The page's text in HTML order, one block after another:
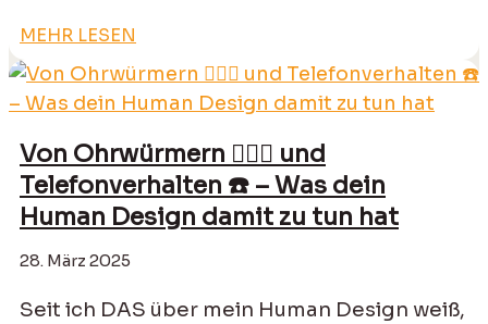
MEHR LESEN
Von Ohrwürmern 🧏🏻‍♀️ und
Telefonverhalten ☎️ – Was dein
Human Design damit zu tun hat
28. März 2025
Seit ich DAS über mein Human Design weiß,